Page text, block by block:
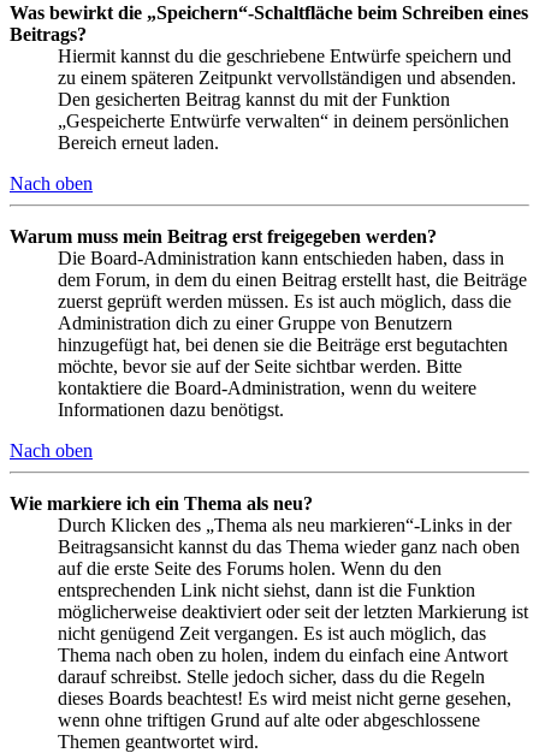
Was bewirkt die „Speichern“-Schaltfläche beim Schreiben eines
Beitrags?
Hiermit kannst du die geschriebene Entwürfe speichern und
zu einem späteren Zeitpunkt vervollständigen und absenden.
Den gesicherten Beitrag kannst du mit der Funktion
„Gespeicherte Entwürfe verwalten“ in deinem persönlichen
Bereich erneut laden.
Nach oben
Warum muss mein Beitrag erst freigegeben werden?
Die Board-Administration kann entschieden haben, dass in
dem Forum, in dem du einen Beitrag erstellt hast, die Beiträge
zuerst geprüft werden müssen. Es ist auch möglich, dass die
Administration dich zu einer Gruppe von Benutzern
hinzugefügt hat, bei denen sie die Beiträge erst begutachten
möchte, bevor sie auf der Seite sichtbar werden. Bitte
kontaktiere die Board-Administration, wenn du weitere
Informationen dazu benötigst.
Nach oben
Wie markiere ich ein Thema als neu?
Durch Klicken des „Thema als neu markieren“-Links in der
Beitragsansicht kannst du das Thema wieder ganz nach oben
auf die erste Seite des Forums holen. Wenn du den
entsprechenden Link nicht siehst, dann ist die Funktion
möglicherweise deaktiviert oder seit der letzten Markierung ist
nicht genügend Zeit vergangen. Es ist auch möglich, das
Thema nach oben zu holen, indem du einfach eine Antwort
darauf schreibst. Stelle jedoch sicher, dass du die Regeln
dieses Boards beachtest! Es wird meist nicht gerne gesehen,
wenn ohne triftigen Grund auf alte oder abgeschlossene
Themen geantwortet wird.